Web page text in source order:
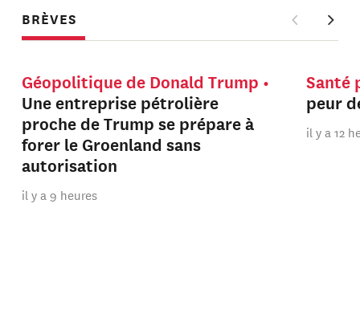
BRÈVES
Géopolitique de Donald Trump
Une entreprise pétrolière
proche de Trump se prépare à
forer le Groenland sans
autorisation
il y a 9 heures
Santé
peur
il y a 12